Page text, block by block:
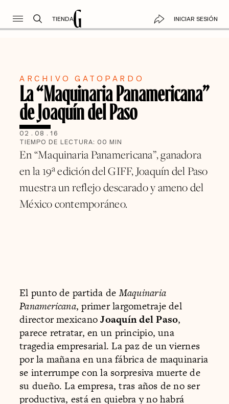
TIENDA INICIAR SESIÓN
ARCHIVO GATOPARDO
La “Maquinaria Panamericana”
de Joaquín del Paso
02 . 08 . 16
TIEMPO DE LECTURA: 00 MIN
En “Maquinaria Panamericana”, ganadora
en la 19ª edición del GIFF, Joaquín del Paso
muestra un reflejo descarado y ameno del
México contemporáneo.
El punto de partida deMaquinaria
Panamericana, primer largometraje del
director mexicanoJoaquín del Paso,
parece retratar, en un principio, una
tragedia empresarial. La paz de un viernes
por la mañana en una fábrica de maquinaria
se interrumpe con la sorpresiva muerte de
su dueño. La empresa, tras años de no ser
productiva, está en quiebra y no habrá